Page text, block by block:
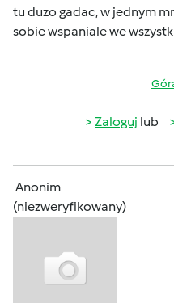
tu duzo gadac, w jednym
sobie wspaniale we
Zaloguj lub
Anonim
(niezweryfikowany)